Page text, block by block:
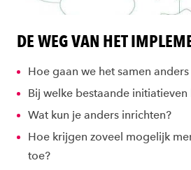
DE WEG VAN HET
Hoe gaan we het samen
Bij welke bestaande initiatieven
Wat kun je anders inrichten?
Hoe krijgen zoveel mogelijk
toe?